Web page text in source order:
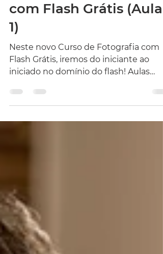
Curso de Fotografia
com Flash Grátis (Aula
1)
Neste novo Curso de Fotografia com
Flash Grátis, iremos do iniciante ao
iniciado no domínio do flash! Aulas